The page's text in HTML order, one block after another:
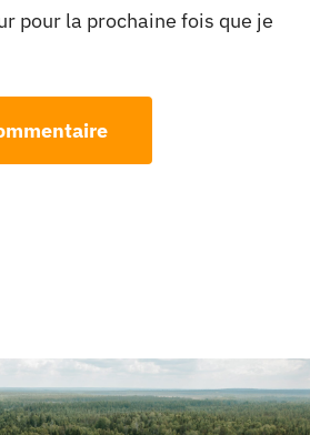
pour la prochaine fois que je